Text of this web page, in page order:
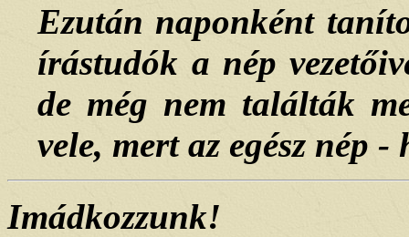
Ezután naponként
írástudók a nép
de még nem találták
vele, mert az egész nép
Imádkozzunk!